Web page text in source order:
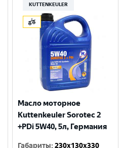
KUTTENKEULER
Масло моторное
Kuttenkeuler Sorotec 2
+PDi 5W40, 5л, Германия
Габариты:230x130x330